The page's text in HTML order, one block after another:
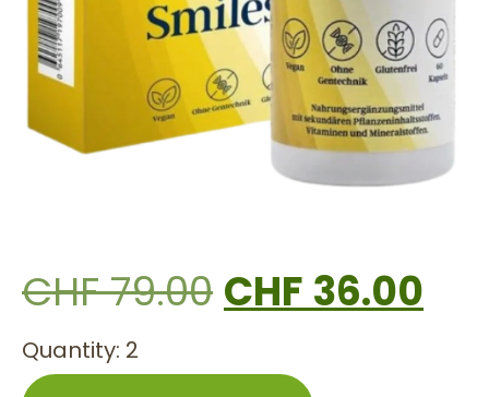
CHF79.00CHF36.00
Quantity: 2